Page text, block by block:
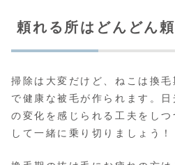
頼れる所はどんどん頼
掃除は大変だけど、ねこは換
で健康な被毛が作られます。
の変化を感じられる工夫をし
して一緒に乗り切りましょう！